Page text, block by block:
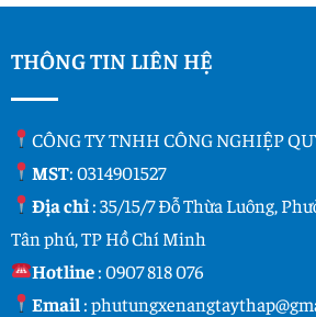
THÔNG TIN LIÊN HỆ
CÔNG TY TNHH CÔNG NGHIỆP
MST: 0314901527
Địa chỉ: 35/15/7 Đỗ Thừa Luông,
Tân phú, TP Hồ Chí Minh
Hotline:0907 818 076
Email :